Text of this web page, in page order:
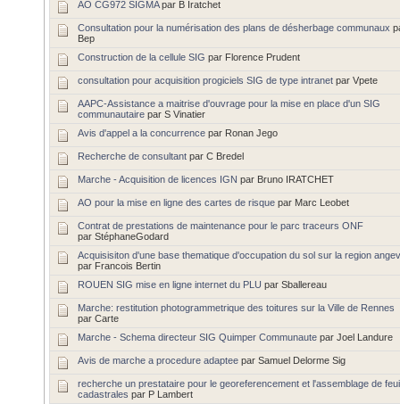
AO CG972 SIGMA par B Iratchet
Consultation pour la numérisation des plans de désherbage communaux
Bep
Construction de la cellule SIG par Florence Prudent
consultation pour acquisition progiciels SIG de type intranet par Vpete
AAPC-Assistance a maitrise d'ouvrage pour la mise en place d'un SIG
communautaire par S Vinatier
Avis d'appel a la concurrence par Ronan Jego
Recherche de consultant par C Bredel
Marche - Acquisition de licences IGN par Bruno IRATCHET
AO pour la mise en ligne des cartes de risque par Marc Leobet
Contrat de prestations de maintenance pour le parc traceurs ONF
par StéphaneGodard
Acquisisiton d'une base thematique d'occupation du sol sur la region
par Francois Bertin
ROUEN SIG mise en ligne internet du PLU par Sballereau
Marche: restitution photogrammetrique des toitures sur la Ville de Rennes
par Carte
Marche - Schema directeur SIG Quimper Communaute par Joel Landure
Avis de marche a procedure adaptee par Samuel Delorme Sig
recherche un prestataire pour le georeferencement et l'assemblage de
cadastrales par P Lambert